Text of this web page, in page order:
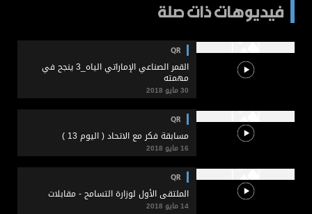
فيديوهات ذات صلة
QR
القمر الصناعي الإماراتي الياه_3 ينجح في
مهمته
30 مايو 2018
QR
مسابقة فكر مع الاتحاد ( اليوم 13 )
16 مايو 2018
QR
الملتقى الأول لوزارة التسامح - مقابلات
14 مايو 2018